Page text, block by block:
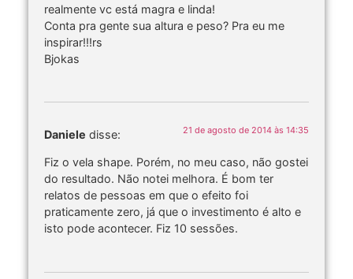
realmente vc está magra e linda!
Conta pra gente sua altura e peso? Pra eu me
inspirar!!!rs
Bjokas
Daniele disse: 21 de agosto de 2014 às 14:35
Fiz o vela shape. Porém, no meu caso, não gostei
do resultado. Não notei melhora. É bom ter
relatos de pessoas em que o efeito foi
praticamente zero, já que o investimento é alto e
isto pode acontecer. Fiz 10 sessões.